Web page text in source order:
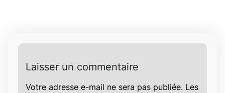
Laisser un commentaire
Votre adresse e-mail ne sera pas publiée. Les